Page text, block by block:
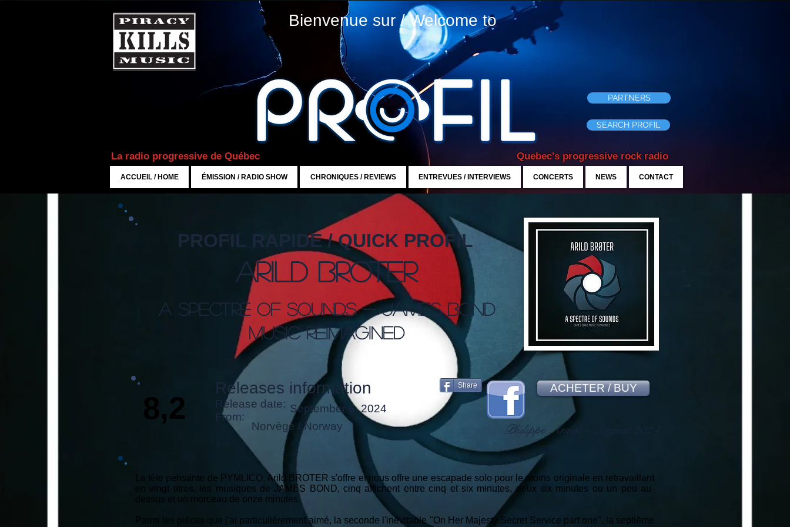
Bienvenue sur / Welcome to
Quebec's progressive rock radio
La radio progressive de Québec
SEARCH PROFIL
PARTNERS
ACCUEIL / HOME ÉMISSION / RADIO SHOW CHRONIQUES / REVIEWS ENTREVUES / INTERVIEWS CONCERTS NEWS CONTACT
PROFIL RAPIDE / QUICK PROFIL
Arild Broter
A Spectre Of Sounds - James Bond
Music Reimagined
8,2
Releases information
Release date:
From:
Share ACHETER / BUY
Philippe André - August 2024
September 6, 2024
Norvège / Norway
La tête pensante de PYMLICO, Arild BROTER s'offre et nous offre une escapade solo pour le moins originale en retravaillant
en vingt titres, les musiques de JAMES BOND, cinq affichent entre cinq et six minutes, deux six minutes ou un peu au-
dessus et un morceau de onze minutes.
Parmi les pièces que j'ai particulièrement aimé, la seconde l'inévitable "On Her Majesty Secret Service part one", la septième